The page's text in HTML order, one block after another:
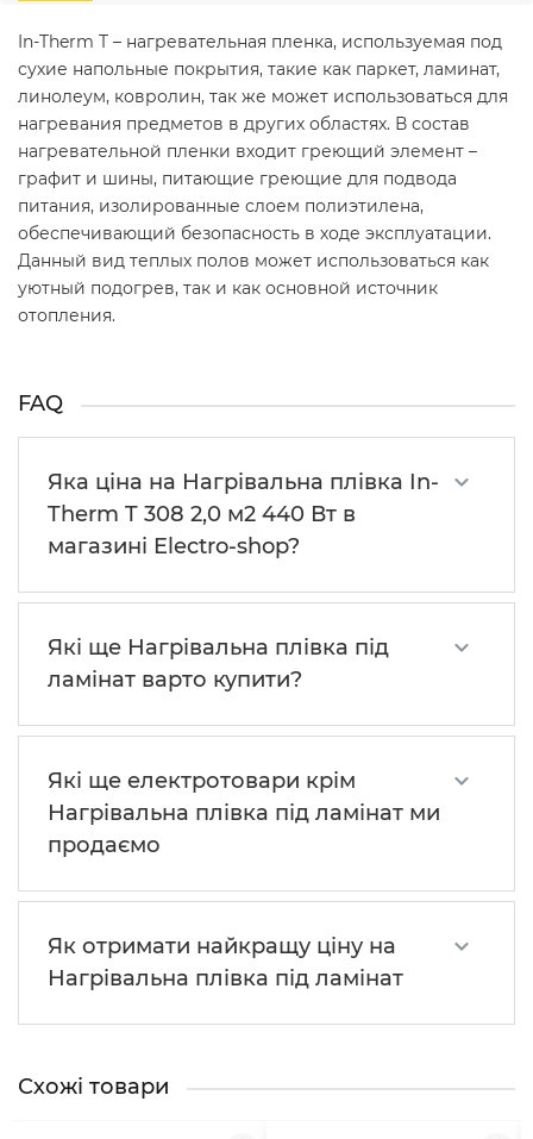
In-Therm T – нагревательная пленка, используемая под
сухие напольные покрытия, такие как паркет, ламинат,
линолеум, ковролин, так же может использоваться для
нагревания предметов в других областях. В состав
нагревательной пленки входит греющий элемент –
графит и шины, питающие греющие для подвода
питания, изолированные слоем полиэтилена,
обеспечивающий безопасность в ходе эксплуатации.
Данный вид теплых полов может использоваться как
уютный подогрев, так и как основной источник
отопления.
FAQ
Яка ціна на Нагрівальна плівка In-
Therm T 308 2,0 м2 440 Вт в
магазині Electro-shop?
Які ще Нагрівальна плівка під
ламінат варто купити?
Які ще електротовари крім
Нагрівальна плівка під ламінат ми
продаємо
Як отримати найкращу ціну на
Нагрівальна плівка під ламінат
Схожі товари